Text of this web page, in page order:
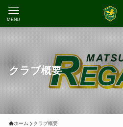
MENU
クラブ概要
ホーム クラブ概要